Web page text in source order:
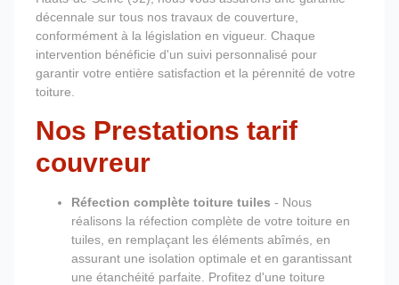
décennale sur tous nos travaux de couverture,
conformément à la législation en vigueur. Chaque
intervention bénéficie d'un suivi personnalisé pour
garantir votre entière satisfaction et la pérennité de votre
toiture.
Nos Prestations tarif
couvreur
Réfection complète toiture tuiles - Nous
réalisons la réfection complète de votre toiture en
tuiles, en remplaçant les éléments abîmés, en
assurant une isolation optimale et en garantissant
une étanchéité parfaite. Profitez d'une toiture